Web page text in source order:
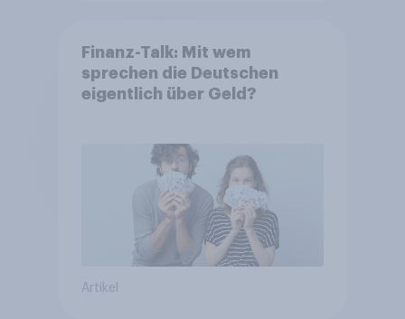
Finanz-Talk: Mit wem
sprechen die Deutschen
eigentlich über Geld?
Artikel